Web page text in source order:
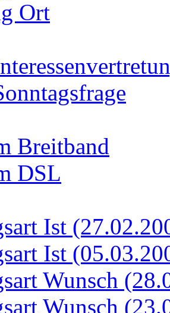
Ort
Breitband
DSL
Ist
Ist
Wunsch
Wunsch